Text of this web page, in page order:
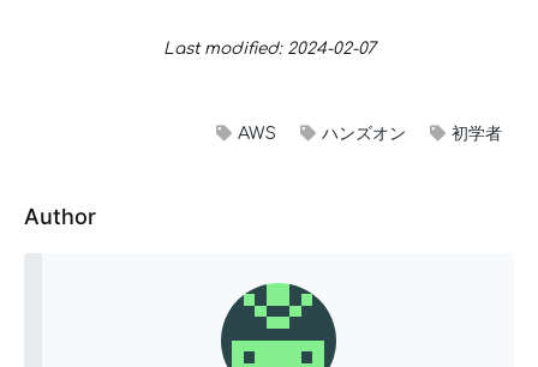
Last modified: 2024-02-07
AWS ハンズオン 初学者
Author